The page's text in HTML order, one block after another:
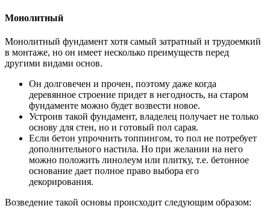
Монолитный
Монолитный фундамент хотя самый затратный и трудоемкий
в монтаже, но он имеет несколько преимуществ перед
другими видами основ.
Он долговечен и прочен, поэтому даже когда
деревянное строение придет в негодность, на старом
фундаменте можно будет возвести новое.
Устроив такой фундамент, владелец получает не только
основу для стен, но и готовый пол сарая.
Если бетон упрочнить топпингом, то пол не потребует
дополнительного настила. Но при желании на него
можно положить линолеум или плитку, т.е. бетонное
основание дает полное право выбора его
декорирования.
Возведение такой основы происходит следующим образом: